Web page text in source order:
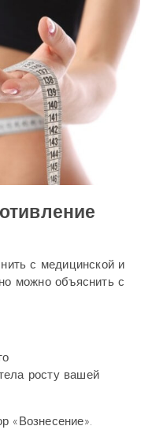
с медицинской и
можно объяснить с
росту вашей
«Вознесение».